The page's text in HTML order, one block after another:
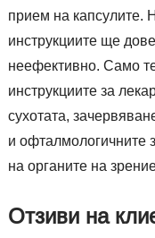
прием на капсулите.
инструкциите ще
неефективно. Само
инструкциите за
сухотата,
и офталмологичните
на органите на
Отзиви на